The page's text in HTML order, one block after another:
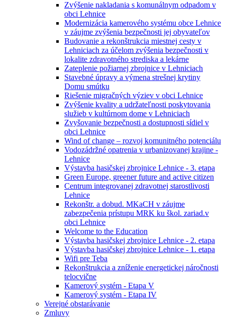
Zvýšenie nakladania s komunálnym odpadom v
obci Lehnice
Modernizácia kamerového systému obce Lehnice
v záujme zvýšenia bezpečnosti jej obyvateľov
Budovanie a rekonštrukcia miestnej cesty v
Lehniciach za účelom zvýšenia bezpečnosti v
lokalite zdravotného strediska a lekárne
Zateplenie požiarnej zbrojnice v Lehniciach
Stavebné úpravy a výmena strešnej krytiny
Domu smútku
Riešenie migračných výziev v obci Lehnice
Zvýšenie kvality a udržateľnosti poskytovania
služieb v kultúrnom dome v Lehniciach
Zvyšovanie bezpečnosti a dostupnosti sídiel v
obci Lehnice
Wind of change – rozvoj komunitného potenciálu
Vodozádržné opatrenia v urbanizovanej krajine -
Lehnice
Výstavba hasičskej zbrojnice Lehnice - 3. etapa
Green Europe, greener future and active citizen
Centrum integrovanej zdravotnej starostlivosti
Lehnice
Rekonštr. a dobud. MKaCH v záujme
zabezpečenia prístupu MRK ku škol. zariad.v
obci Lehnice
Welcome to the Education
Výstavba hasičskej zbrojnice Lehnice - 2. etapa
Výstavba hasičskej zbrojnice Lehnice - 1. etapa
Wifi pre Teba
Rekonštrukcia a zníženie energetickej náročnosti
telocvične
Kamerový systém - Etapa V
Kamerový systém - Etapa IV
Verejné obstarávanie
Zmluvy